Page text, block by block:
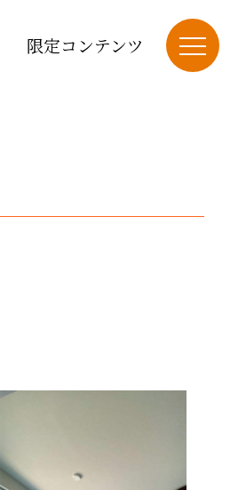
限定コンテンツ